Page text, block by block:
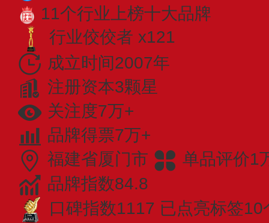
11个行业上榜十大品牌
行业佼佼者 x121
成立时间2007年
注册资本3颗星
关注度7万+
品牌得票7万+
福建省厦门市
单品评价1
品牌指数84.8
口碑指数1117 已点亮标签10